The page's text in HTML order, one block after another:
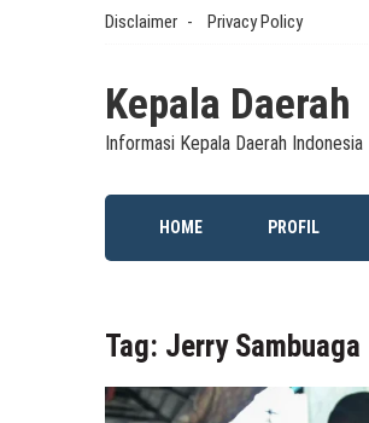
Disclaimer Privacy Policy
Kepala Daerah
Informasi Kepala Daerah Indonesia
HOME PROFIL
Tag: Jerry Sambuaga